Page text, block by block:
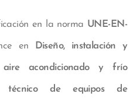
en la norma UNE-EN-
en Diseño, instalación y
aire acondicionado y frío
técnico de equipos de